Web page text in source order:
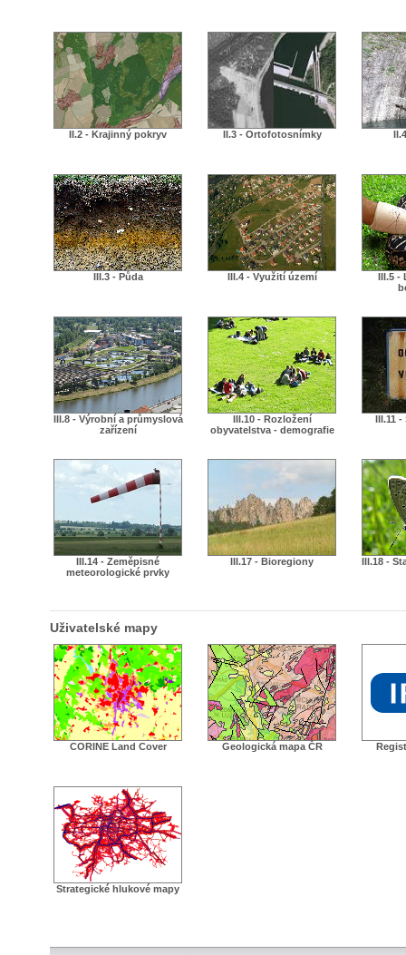
II.2 - Krajinný pokryv II.3 - Ortofotosnímky
III.3 - Půda III.4 - Využití území
III.5
III.8 - Výrobní a průmyslová
zařízení
III.10 - Rozložení
obyvatelstva - demografie
III.11
III.14 - Zeměpisné
meteorologické prvky
III.17 - Bioregiony III.18 -
Uživatelské mapy
CORINE Land Cover Geologická mapa ČR
Strategické hlukové mapy